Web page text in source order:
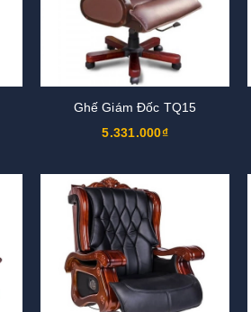
Ghế Giám Đốc TQ15
5.331.000₫